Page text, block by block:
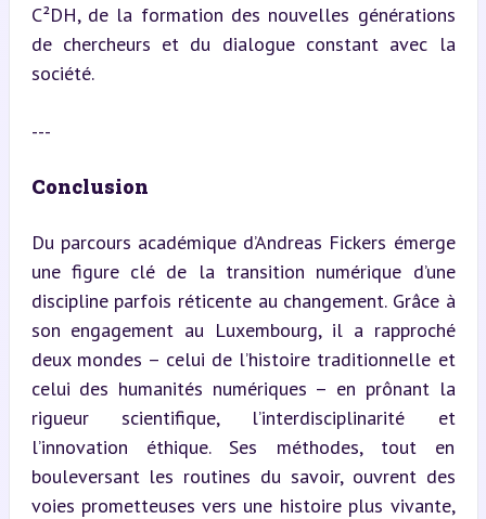
C²DH, de la formation des nouvelles générations
de chercheurs et du dialogue constant avec la
société.
---
Conclusion
Du parcours académique d’Andreas Fickers émerge
une figure clé de la transition numérique d’une
discipline parfois réticente au changement. Grâce à
son engagement au Luxembourg, il a rapproché
deux mondes – celui de l’histoire traditionnelle et
celui des humanités numériques – en prônant la
rigueur scientifique, l’interdisciplinarité et
l’innovation éthique. Ses méthodes, tout en
bouleversant les routines du savoir, ouvrent des
voies prometteuses vers une histoire plus vivante,